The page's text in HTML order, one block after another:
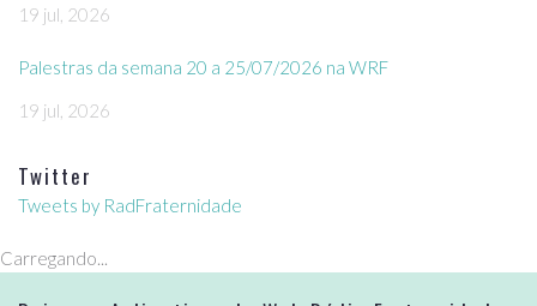
19 jul, 2026
Palestras da semana 20 a 25/07/2026 na WRF
19 jul, 2026
Twitter
Tweets by RadFraternidade
Carregando...